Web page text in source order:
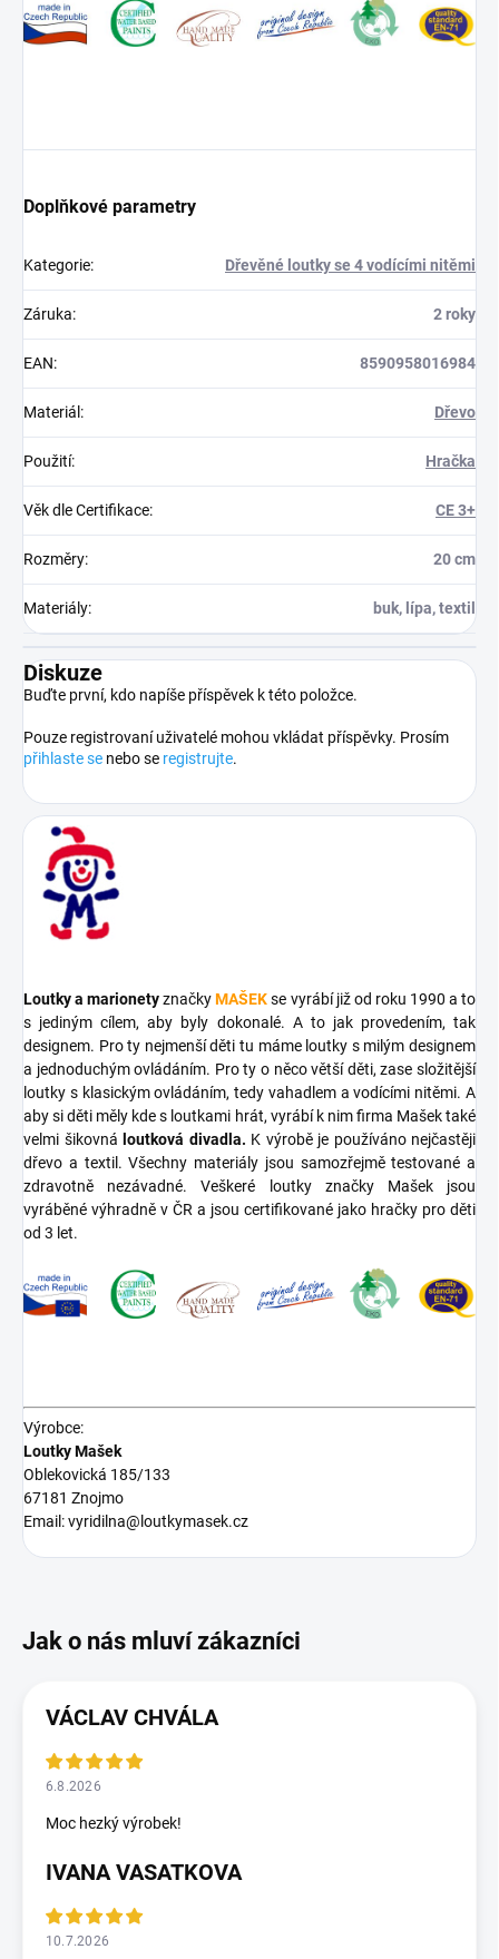
Doplňkové parametry
Kategorie: Dřevěné loutky se 4 vodícími nitěmi
Záruka: 2 roky
EAN: 8590958016984
Materiál : Dřevo
Použití: Hračka
Věk dle Certifikace: CE 3+
Rozměry: 20 cm
Materiály: buk, lípa, textil
Diskuze
Buďte první, kdo napíše příspěvek k této položce.
Pouze registrovaní uživatelé mohou vkládat příspěvky. Prosím
přihlaste se nebo se registrujte.
Loutky a marionetyznačkyMAŠEKse vyrábí již od roku 1990 a to
s jediným cílem, aby byly dokonalé. A to jak provedením, tak
designem. Pro ty nejmenší děti tu máme loutky s milým designem
a jednoduchým ovládáním. Pro ty o něco větší děti, zase složitější
loutky s klasickým ovládáním, tedy vahadlem a vodícími nitěmi. A
aby si děti měly kde s loutkami hrát, vyrábí k nim firma Mašek také
velmi šikovná loutková divadla. K výrobě je používáno nejčastěji
dřevo a textil. Všechny materiály jsou samozřejmě testované a
zdravotně nezávadné. Veškeré loutky značky Mašek jsou
vyráběné výhradně v ČR a jsou certifikované jako hračky pro děti
od 3 let.
Výrobce:
Loutky Mašek
Oblekovická 185/133
67181 Znojmo
Email: vyridilna@loutkymasek.cz
VÁCLAV CHVÁLA
6.8.2026
Moc hezký výrobek!
IVANA VASATKOVA
10.7.2026